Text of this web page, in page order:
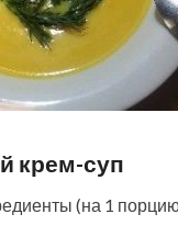
крем-суп
(на 1